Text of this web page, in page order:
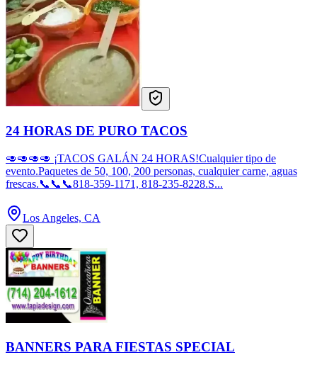
24 HORAS DE PURO TACOS
🥑🥑🥑🥑 ¡TACOS GALÁN 24 HORAS!Cualquier tipo de
evento.Paquetes de 50, 100, 200 personas, cualquier carne, aguas
frescas.📞📞📞818-359-1171, 818-235-8228.S...
Los Angeles, CA
BANNERS PARA FIESTAS SPECIAL